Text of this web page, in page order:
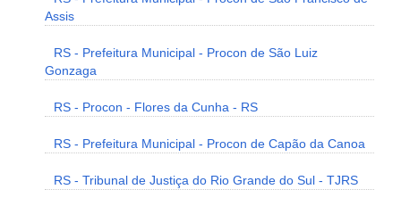
Assis
RS - Prefeitura Municipal - Procon de São Luiz
Gonzaga
RS - Procon - Flores da Cunha - RS
RS - Prefeitura Municipal - Procon de Capão da Canoa
RS - Tribunal de Justiça do Rio Grande do Sul - TJRS